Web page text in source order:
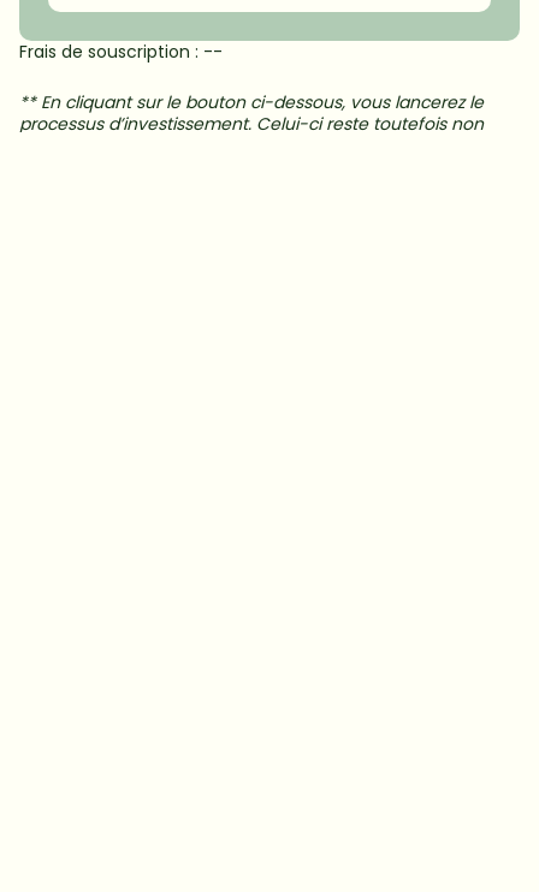
Frais de souscription : --
** En cliquant sur le bouton ci-dessous, vous lancerez le
processus d’investissement. Celui-ci reste toutefois non